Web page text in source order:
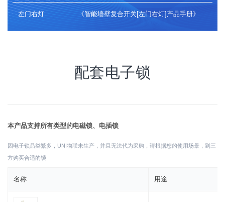
38
39
# 输出响应
左门右灯 《智能墙壁复合开关[左门右灯]产品手册》
配套电子锁
本产品支持所有类型的电磁锁、电插锁
因电子锁品类繁多，UNI物联未生产，并且无法代为采购，请根据您的使用场景，到三
方购买合适的锁
名称 用途